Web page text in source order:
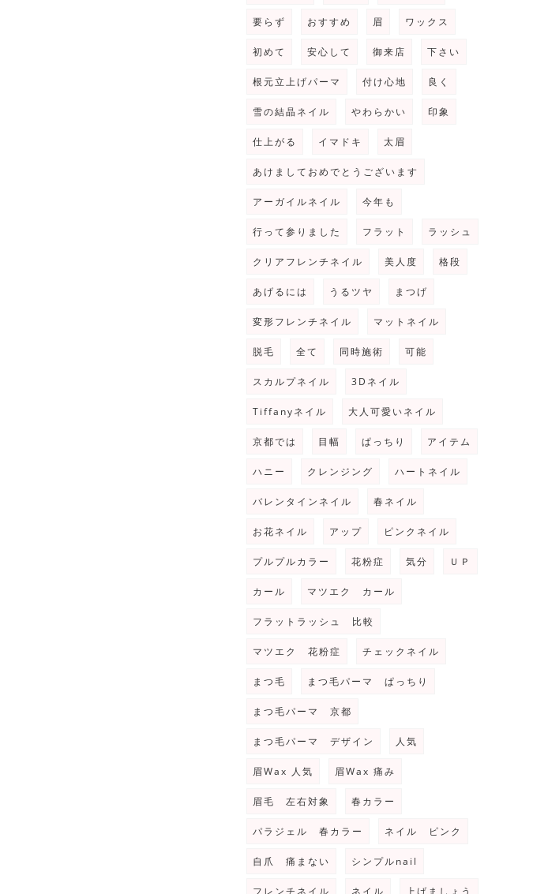
要らず おすすめ 眉 ワックス
初めて 安心して 御来店 下さい
根元立上げパーマ 付け心地 良く
雪の結晶ネイル やわらかい 印象
仕上がる イマドキ 太眉
あけましておめでとうございます
アーガイルネイル 今年も
行って参りました フラット ラッシュ
クリアフレンチネイル 美人度 格段
あげるには うるツヤ まつげ
変形フレンチネイル マットネイル
脱毛 全て 同時施術 可能
スカルプネイル 3Dネイル
Tiffanyネイル 大人可愛いネイル
京都では 目幅 ぱっちり アイテム
ハニー クレンジング ハートネイル
バレンタインネイル 春ネイル
お花ネイル アップ ピンクネイル
プルプルカラー 花粉症 気分 ＵＰ
カール マツエク カール
フラットラッシュ 比較
マツエク 花粉症 チェックネイル
まつ毛 まつ毛パーマ ぱっちり
まつ毛パーマ 京都
まつ毛パーマ デザイン 人気
眉Wax 人気 眉Wax 痛み
眉毛 左右対象 春カラー
パラジェル 春カラー ネイル ピンク
自爪 痛まない シンプルnail
フレンチネイル ネイル 上げましょう